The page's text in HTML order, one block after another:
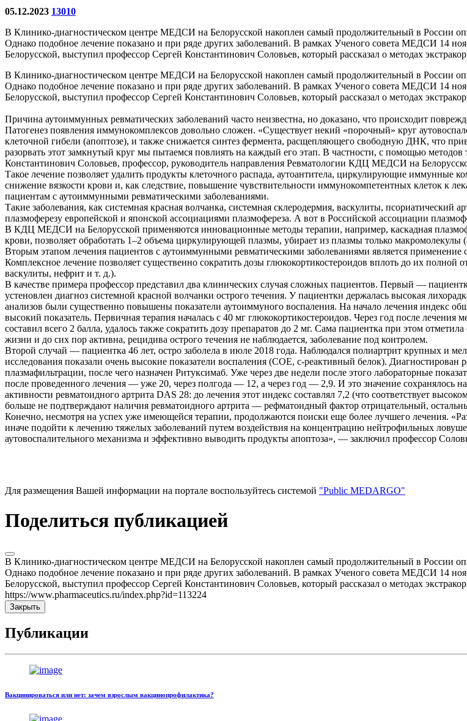
05.12.2023 13010
В Клинико-диагностическом центре МЕДСИ на Белорусской накоплен самый продолжительный в России
Однако подобное лечение показано и при ряде других заболеваний. В рамках Ученого совета МЕДСИ 14
Белорусской, выступил профессор Сергей Константинович Соловьев, который рассказал о методах
В Клинико-диагностическом центре МЕДСИ на Белорусской накоплен самый продолжительный в России
Однако подобное лечение показано и при ряде других заболеваний. В рамках Ученого совета МЕДСИ 14
Белорусской, выступил профессор Сергей Константинович Соловьев, который рассказал о методах
Причина аутоиммунных ревматических заболеваний часто неизвестна, но доказано, что происходит
Патогенез появления иммунокомплексов довольно сложен. «Существует некий «порочный» круг
клеточной гибели (апоптозе), и также снижается синтез фермента, расщепляющего свободную ДНК, что
разорвать этот замкнутый круг мы пытаемся повлиять на каждый его этап. В частности, с помощью
Константинович Соловьев, профессор, руководитель направления Ревматологии КДЦ МЕДСИ на
Такое лечение позволяет удалить продукты клеточного распада, аутоантитела, циркулирующие
снижение вязкости крови и, как следствие, повышение чувствительности иммунокомпетентных клеток к
пациентам с аутоиммунными ревматическими заболеваниями.
Такие заболевания, как системная красная волчанка, системная склеродермия, васкулиты,
плазмоферезу европейской и японской ассоциациями плазмофереза. А вот в Российской ассоциации
В КДЦ МЕДСИ на Белорусской применяются инновационные методы терапии, например, каскадная
крови, позволяет обработать 1–2 объема циркулирующей плазмы, убирает из плазмы только
Вторым этапом лечения пациентов с аутоиммунными ревматическими заболеваниями является применение
Комплексное лечение позволяет существенно сократить дозы глюкокортикостероидов вплоть до их
васкулиты, нефрит и т. д.).
В качестве примера профессор представил два клинических случая сложных пациентов. Первый —
устеновлен диагноз системной красной волчанки острого течения. У пациентки держалась высокая
анализов были существенно повышены показатели аутоиммуного воспаления. На начало лечения индекс
высокий показатель. Первичная терапия началась с 40 мг глюкокортикостероидов. Через год после
составил всего 2 балла, удалось также сократить дозу препаратов до 2 мг. Сама пациентка при этом
жизни и до сих пор активна, рецидива острого течения не наблюдается, заболевание под контролем.
Второй случай — пациентка 46 лет, остро заболела в июле 2018 года. Наблюдался полиартрит крупных и
исследования показали очень высокие показатели воспаления (СОЕ, с-реактивный белок).
плазмафильтрации, после чего назначен Ритуксимаб. Уже через две недели после этого лабораторные
после проведенного лечения — уже 20, через полгода — 12, а через год — 2,9. И это значение сохранялось
активности ревматоидного артрита DAS 28: до лечения этот индекс составлял 7,2 (что соответствует
больше не подтверждают наличия ревматоидного артрита — рефматоидный фактор отрицательный,
Конечно, несмотря на успех уже имеющейся терапии, продолжаются поиски еще более лучшего лечения.
иначе подойти к лечению тяжелых заболеваний путем воздействия на концентрацию нейтрофильных
аутовоспалительного механизма и эффективно выводить продукты апоптоза», — заключил профессор
Для размещения Вашей информации на портале воспользуйтесь системой "Public MEDARGO"
Поделиться публикацией
В Клинико-диагностическом центре МЕДСИ на Белорусской накоплен самый продолжительный в России
Однако подобное лечение показано и при ряде других заболеваний. В рамках Ученого совета МЕДСИ 14
Белорусской, выступил профессор Сергей Константинович Соловьев, который рассказал о методах
https://www.pharmaceutics.ru/index.php?id=113224
Закрыть
Публикации
Вакцинироваться или нет: зачем взрослым вакцинопрофилактика?